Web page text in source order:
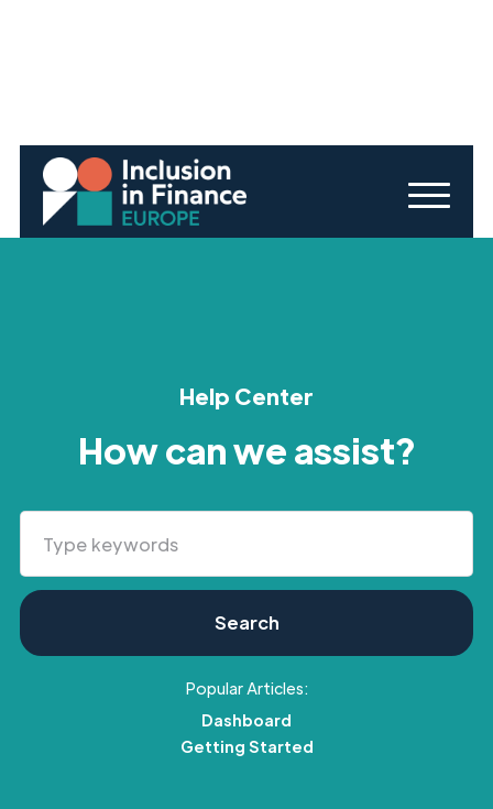
Help Center
How can we assist?
Popular Articles:
Dashboard
Getting Started